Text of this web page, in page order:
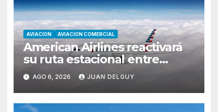
AVIACION AVIACION COMERCIAL
American Airlines reactivará
su ruta estacional entre
Miami y Montevideo con
vuelos diarios
AGO 6, 2026 JUAN DELGUY